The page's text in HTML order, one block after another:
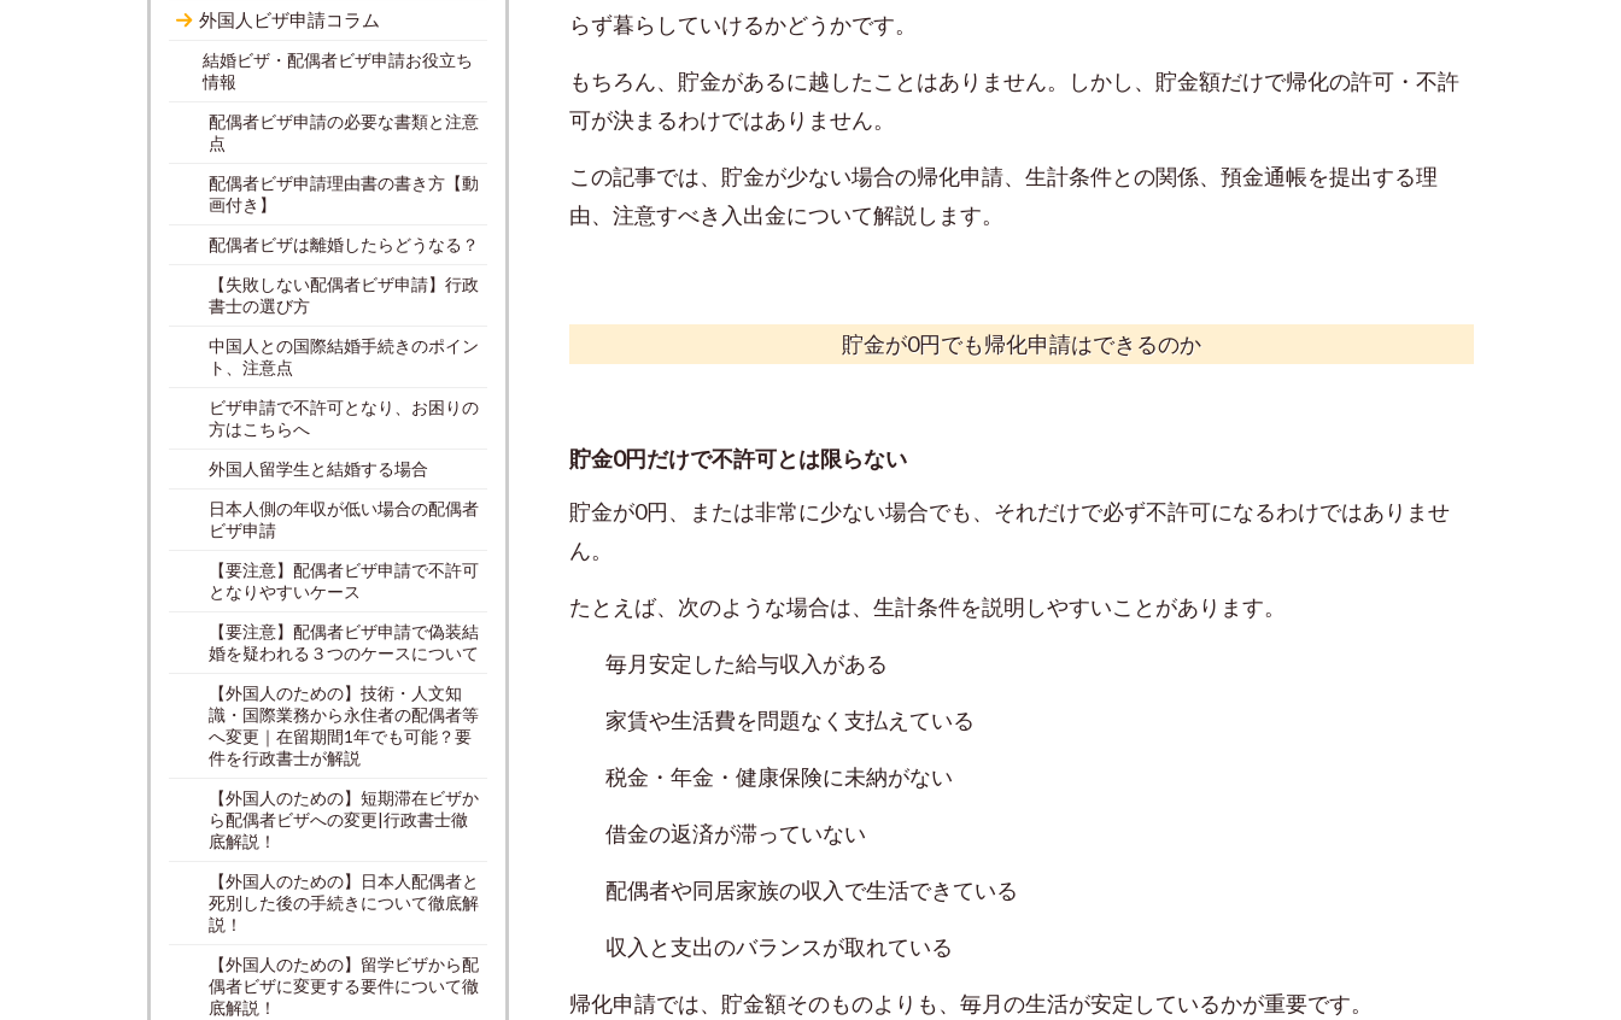
らず暮らしていけるかどうかです。
もちろん、貯金があるに越したことはありません。しかし、貯金額だけで帰化の許可・不許
可が決まるわけではありません。
この記事では、貯金が少ない場合の帰化申請、生計条件との関係、預金通帳を提出する理
由、注意すべき入出金について解説します。
貯金が0円でも帰化申請はできるのか
貯金0円だけで不許可とは限らない
貯金が0円、または非常に少ない場合でも、それだけで必ず不許可になるわけではありませ
ん。
たとえば、次のような場合は、生計条件を説明しやすいことがあります。
毎月安定した給与収入がある
家賃や生活費を問題なく支払えている
税金・年金・健康保険に未納がない
借金の返済が滞っていない
配偶者や同居家族の収入で生活できている
収入と支出のバランスが取れている
帰化申請では、貯金額そのものよりも、毎月の生活が安定しているかが重要です。
外国人ビザ申請コラム
結婚ビザ・配偶者ビザ申請お役立ち
情報
配偶者ビザ申請の必要な書類と注意
点
配偶者ビザ申請理由書の書き方【動
画付き】
配偶者ビザは離婚したらどうなる？
【失敗しない配偶者ビザ申請】行政
書士の選び方
中国人との国際結婚手続きのポイン
ト、注意点
ビザ申請で不許可となり、お困りの
方はこちらへ
外国人留学生と結婚する場合
日本人側の年収が低い場合の配偶者
ビザ申請
【要注意】配偶者ビザ申請で不許可
となりやすいケース
【要注意】配偶者ビザ申請で偽装結
婚を疑われる３つのケースについて
【外国人のための】技術・人文知
識・国際業務から永住者の配偶者等
へ変更｜在留期間1年でも可能？要
件を行政書士が解説
【外国人のための】短期滞在ビザか
ら配偶者ビザへの変更|行政書士徹
底解説！
【外国人のための】日本人配偶者と
死別した後の手続きについて徹底解
説！
【外国人のための】留学ビザから配
偶者ビザに変更する要件について徹
底解説！